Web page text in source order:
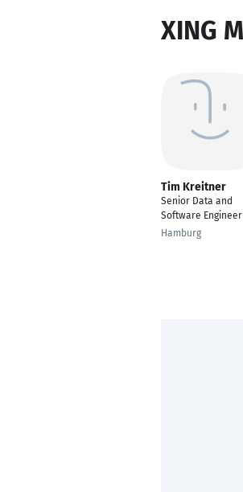
XING
Tim Kreitner
Senior Data and
Software Engineer
Hamburg